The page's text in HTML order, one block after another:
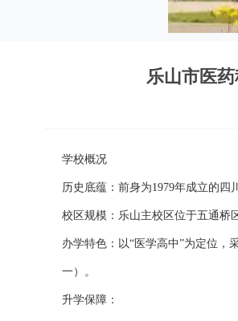
乐山市医
学校概况
历史底蕴：前身为1979年成立的四
校区规模：乐山主校区位于五通桥
办学特色：以“医学高中”为定位，
一）。
升学保障：